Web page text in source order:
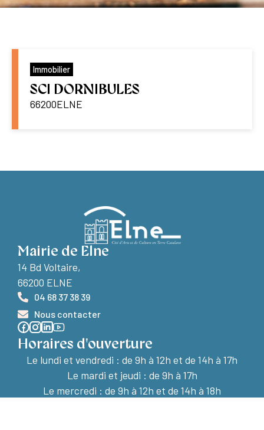
Immobilier
SCI DORNIBULES
66200ELNE
Mairie de Elne
14 Bd Voltaire,
66200 ELNE
04 68 37 38 39
Nous contacter
Horaires d'ouverture
Le lundi et vendredi : de 9h à 12h et de 14h à 17h
Le mardi et jeudi : de 9h à 17h
Le mercredi : de 9h à 12h et de 14h à 18h